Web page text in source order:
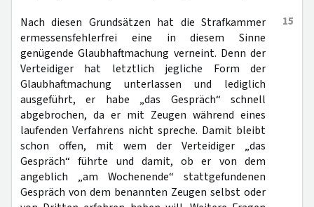
15
Nach diesen Grundsätzen hat die Strafkammer
ermessensfehlerfrei eine in diesem Sinne
genügende Glaubhaftmachung verneint. Denn der
Verteidiger hat letztlich jegliche Form der
Glaubhaftmachung unterlassen und lediglich
ausgeführt, er habe „das Gespräch“ schnell
abgebrochen, da er mit Zeugen während eines
laufenden Verfahrens nicht spreche. Damit bleibt
schon offen, mit wem der Verteidiger „das
Gespräch“ führte und damit, ob er von dem
angeblich „am Wochenende“ stattgefundenen
Gespräch von dem benannten Zeugen selbst oder